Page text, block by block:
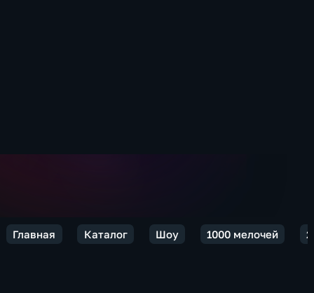
Главная Каталог Шоу 1000 мелочей